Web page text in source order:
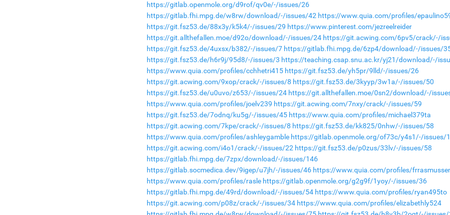
https://gitlab.openmole.org/d9rof/qv0e/-/issues/26
https://gitlab.fhi.mpg.de/w8rw/download/-/issues/42 https://www.quia.com/profiles/
https://git.fsz53.de/88x3y/k5k4/-/issues/29 https://www.pinterest.com/jezreelreider
https://git.allthefallen.moe/d92o/download/-/issues/24 https://git.acwing.com/6pv5/crack/-/
https://git.fsz53.de/4uxsx/b382/-/issues/7 https://gitlab.fhi.mpg.de/6zp4/download/-/issues/
https://git.fsz53.de/h6r9j/95d8/-/issues/3 https://teaching.csap.snu.ac.kr/yj21/download/-/
https://www.quia.com/profiles/cchhetri415 https://git.fsz53.de/yh5pr/9lld/-/issues/26
https://git.acwing.com/9xop/crack/-/issues/8 https://git.fsz53.de/3kyyp/3w1a/-/issues/50
https://git.fsz53.de/u0uvo/z653/-/issues/24 https://git.allthefallen.moe/0sn2/download/-/
https://www.quia.com/profiles/joelv239 https://git.acwing.com/7nxy/crack/-/issues/59
https://git.fsz53.de/7odnq/ku5g/-/issues/45 https://www.quia.com/profiles/michael379ta
https://git.acwing.com/7kpe/crack/-/issues/8 https://git.fsz53.de/kk825/0nhw/-/issues/58
https://www.quia.com/profiles/ashleygamble https://gitlab.openmole.org/of73c/y4s1/-/issues/
https://git.acwing.com/i4o1/crack/-/issues/22 https://git.fsz53.de/p0zus/33lv/-/issues/58
https://gitlab.fhi.mpg.de/7zpx/download/-/issues/146
https://gitlab.socmedica.dev/9igep/u7jh/-/issues/46 https://www.quia.com/profiles/
https://www.quia.com/profiles/rasle https://gitlab.openmole.org/g2g9f/1yoy/-/issues/36
https://gitlab.fhi.mpg.de/49rd/download/-/issues/54 https://www.quia.com/profiles/ryan495to
https://git.acwing.com/p08z/crack/-/issues/34 https://www.quia.com/profiles/elizabethly524